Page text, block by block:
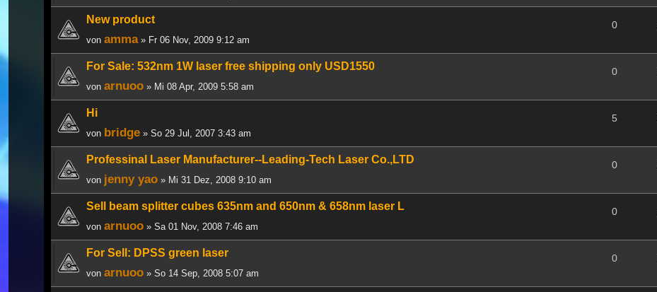
New product
von amma» Fr 06 Nov, 2009 9:12 am
0
For Sale: 532nm 1W laser free shipping only USD1550
von arnuoo » Mi 08 Apr, 2009 5:58 am
0
Hi
von bridge » So 29 Jul, 2007 3:43 am
5
Professinal Laser Manufacturer--Leading-Tech Laser Co.,LTD
von jenny yao » Mi 31 Dez, 2008 9:10 am
0
Sell beam splitter cubes 635nm and 650nm & 658nm laser L
von arnuoo » Sa 01 Nov, 2008 7:46 am
0
For Sell: DPSS green laser
von arnuoo » So 14 Sep, 2008 5:07 am
0